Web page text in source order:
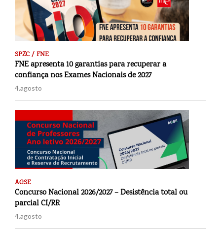
SPZC / FNE
FNE apresenta 10 garantias para recuperar a
confiança nos Exames Nacionais de 2027
4.agosto
AGSE
Concurso Nacional 2026/2027 – Desistência total ou
parcial CI/RR
4.agosto